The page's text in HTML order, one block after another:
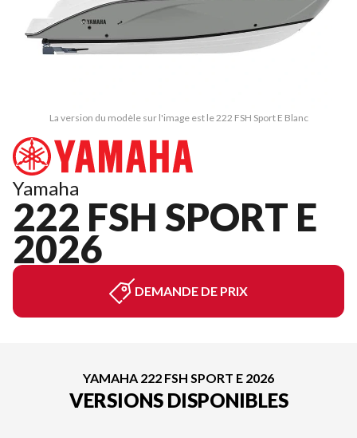
La version du modèle sur l'image est le 222 FSH Sport E Blanc
Yamaha
222 FSH SPORT E
2026
DEMANDE DE PRIX
YAMAHA 222 FSH SPORT E 2026
VERSIONS DISPONIBLES